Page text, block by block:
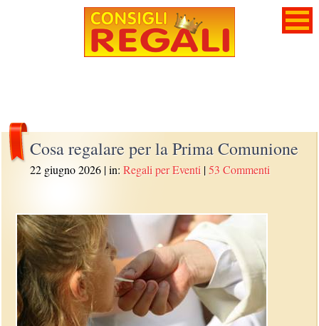
Cosa regalare per la Prima Comunione
22 giugno 2026 | in:Regali per Eventi |53 Commenti